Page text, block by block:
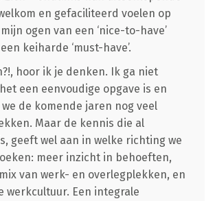
en gefaciliteerd voelen op
ogen van een ‘nice-to-have’
keiharde ‘must-have’.
hoor ik je denken. Ik ga niet
een eenvoudige opgave is en
de komende jaren nog veel
Maar de kennis die al
geeft wel aan in welke richting we
meer inzicht in behoeften,
van werk- en overlegplekken, en
werkcultuur. Een integrale